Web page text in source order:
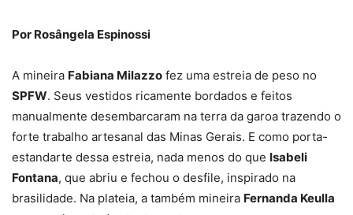
Por Rosângela Espinossi
A mineira Fabiana Milazzo fez uma estreia de peso no
SPFW. Seus vestidos ricamente bordados e feitos
manualmente desembarcaram na terra da garoa trazendo o
forte trabalho artesanal das Minas Gerais. E como porta-
estandarte dessa estreia, nada menos do que Isabeli
Fontana, que abriu e fechou o desfile, inspirado na
brasilidade. Na plateia, a também mineira Fernanda Keulla